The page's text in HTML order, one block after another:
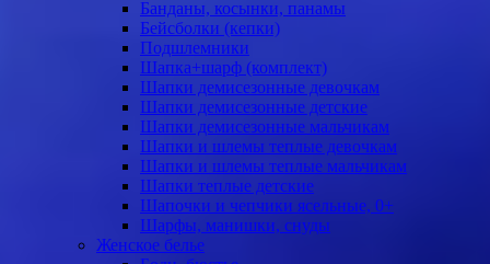
Банданы, косынки, панамы
Бейсболки (кепки)
Подшлемники
Шапка+шарф (комплект)
Шапки демисезонные девочкам
Шапки демисезонные детские
Шапки демисезонные мальчикам
Шапки и шлемы теплые девочкам
Шапки и шлемы теплые мальчикам
Шапки теплые детские
Шапочки и чепчики ясельные, 0+
Шарфы, манишки, снуды
Женское белье